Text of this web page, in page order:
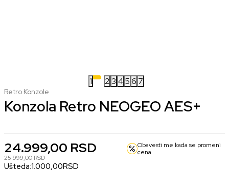
1 2 3 4 56 7
Retro Konzole
Konzola Retro NEOGEO AES+
24.999,00 RSD
25.999,00RSD
Ušteda:1.000,00RSD
Obavesti me kada se promeni
cena